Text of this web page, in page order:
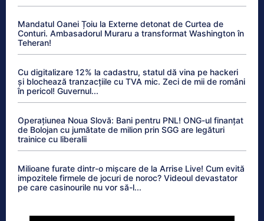
Mandatul Oanei Țoiu la Externe detonat de Curtea de
Conturi. Ambasadorul Muraru a transformat Washington în
Teheran!
Cu digitalizare 12% la cadastru, statul dă vina pe hackeri
și blochează tranzacțiile cu TVA mic. Zeci de mii de români
în pericol! Guvernul...
Operațiunea Noua Slovă: Bani pentru PNL! ONG-ul finanțat
de Bolojan cu jumătate de milion prin SGG are legături
trainice cu liberalii
Milioane furate dintr-o mișcare de la Arrise Live! Cum evită
impozitele firmele de jocuri de noroc? Videoul devastator
pe care casinourile nu vor să-l...